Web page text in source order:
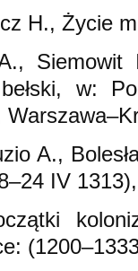
H., Życie
Siemowit
w:
A.,
IV